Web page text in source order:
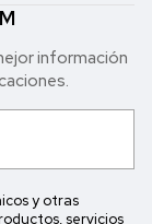
in formación
y otras
servicios